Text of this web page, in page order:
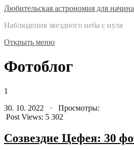
Любительская астрономия для
Наблюдения звездного неба с нуля
Открыть меню
Фотоблог
1
30. 10. 2022 · Просмотры:
Post Views: 5 302
Созвездие Цефея: 30